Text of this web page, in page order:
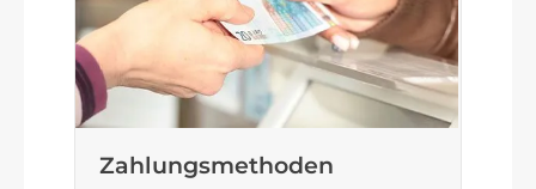
Zahlungsmethoden